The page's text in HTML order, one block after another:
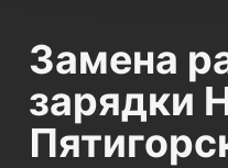
Замена
зарядки